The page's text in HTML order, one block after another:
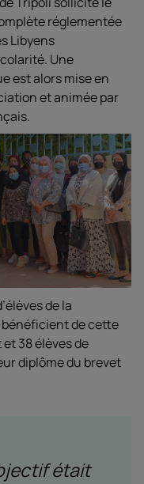
réglementée
Libyens
Une
est alors mise en
et animée par
de la
bénéficient de cette
38 élèves de
diplôme du brevet
était